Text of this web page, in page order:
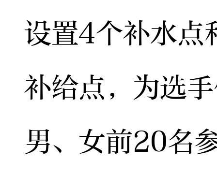
设置4个补水点
补给点，为选
男、女前20名